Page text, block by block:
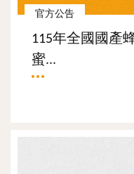
官方公告
115年全國國產
蜜...